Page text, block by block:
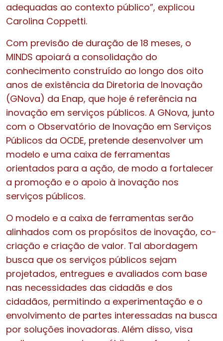
adequadas ao contexto público”, explicou
Carolina Coppetti.
Com previsão de duração de 18 meses, o
MINDS apoiará a consolidação do
conhecimento construído ao longo dos oito
anos de existência da Diretoria de Inovação
(GNova) da Enap, que hoje é referência na
inovação em serviços públicos. A GNova, junto
com o Observatório de Inovação em Serviços
Públicos da OCDE, pretende desenvolver um
modelo e uma caixa de ferramentas
orientados para a ação, de modo a fortalecer
a promoção e o apoio à inovação nos
serviços públicos.
O modelo e a caixa de ferramentas serão
alinhados com os propósitos de inovação, co-
criação e criação de valor. Tal abordagem
busca que os serviços públicos sejam
projetados, entregues e avaliados com base
nas necessidades das cidadãs e dos
cidadãos, permitindo a experimentação e o
envolvimento de partes interessadas na busca
por soluções inovadoras. Além disso, visa